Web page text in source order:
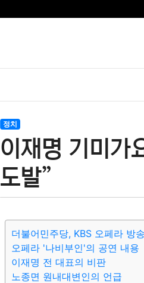
정치
이재명 기미가
도발”
더불어민주당, KBS 오페라 방
오페라 '나비부인'의 공연 내용
이재명 전 대표의 비판
노종면 원내대변인의 언급